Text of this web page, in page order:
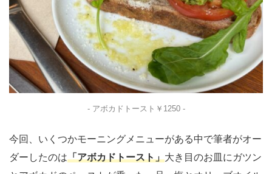
- アボカドトースト￥1250 -
今回、いくつかモーニングメニューがある中で筆者がオー
ダーしたのは「アボカドトースト」大き目のお皿にガツン